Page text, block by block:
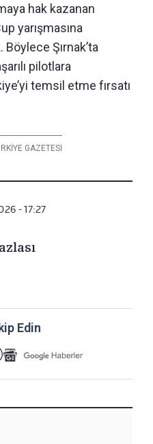
hak kazanan
yarışmasına
Şırnak’ta
pilotlara
temsil etme fırsatı
GAZETESİ
- 17:27
Edin